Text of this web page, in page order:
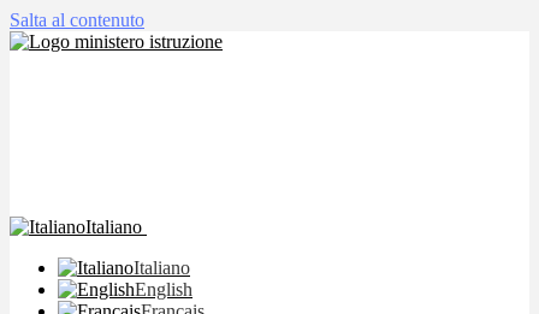
Salta al contenuto
Italiano
Italiano
English